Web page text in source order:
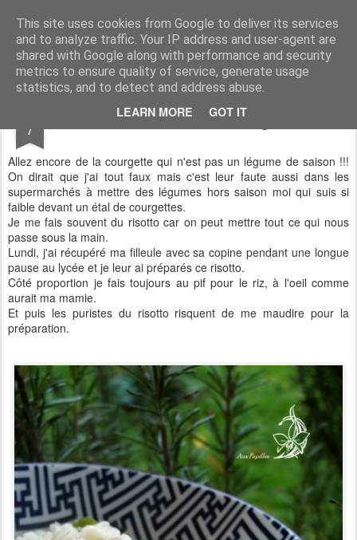
This site uses cookies from Google to deliver its services
and to analyze traffic. Your IP address and user-agent are
shared with Google along with performance and security
metrics to ensure quality of service, generate usage
statistics, and to detect and address abuse.
LEARN MORE GOT IT
Aux papilles by Virginie
7 Risotto Lardons / Courgette
Allez encore de la courgette qui n'est pas un légume de saison !!!
On dirait que j'ai tout faux mais c'est leur faute aussi dans les
supermarchés à mettre des légumes hors saison moi qui suis si
faible devant un étal de courgettes.
Je me fais souvent du risotto car on peut mettre tout ce qui nous
passe sous la main.
Lundi, j'ai récupéré ma filleule avec sa copine pendant une longue
pause au lycée et je leur ai préparés ce risotto.
Côté proportion je fais toujours au pif pour le riz, à l'oeil comme
aurait ma mamie.
Et puis les puristes du risotto risquent de me maudire pour la
préparation.